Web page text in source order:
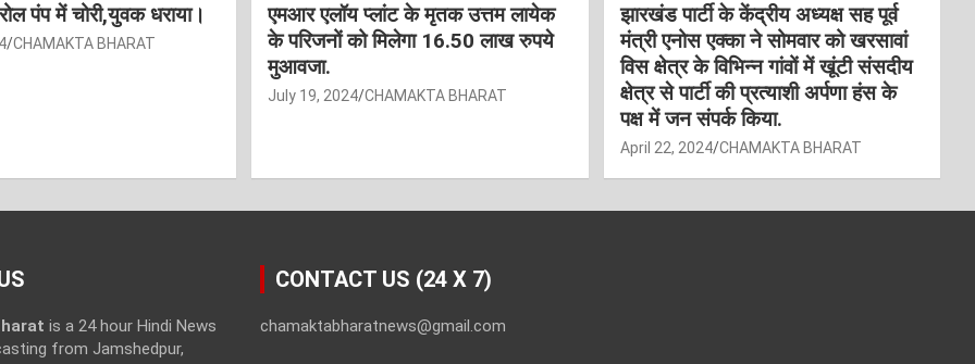
पंप में चोरी,युवक धराया।
CHAMAKTA BHARAT
एमआर एलॉय प्लांट के मृतक उत्तम लायेक
के परिजनों को मिलेगा 16.50 लाख रुपये
मुआवजा.
July 19, 2024 CHAMAKTA BHARAT
झारखंड पार्टी के केंद्रीय अध्यक्ष सह पूर्व
मंत्री एनोस एक्का ने सोमवार को खरसावां
विस क्षेत्र के विभिन्न गांवों में खूंटी संसदीय
क्षेत्र से पार्टी की प्रत्याशी अर्पणा हंस के
पक्ष में जन संपर्क किया.
April 22, 2024 CHAMAKTA BHARAT
is a 24 hour Hindi News
from Jamshedpur,
CONTACT US (24 X 7)
chamaktabharatnews@gmail.com